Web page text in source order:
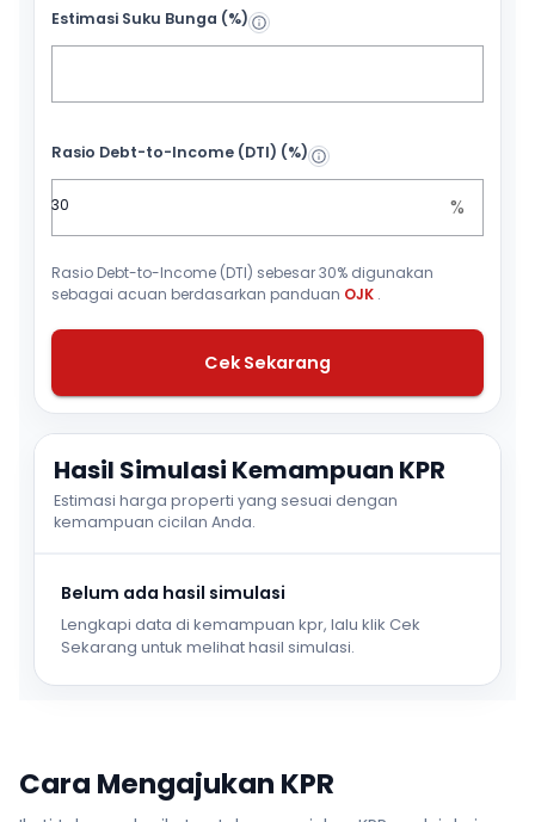
Estimasi Suku Bunga (%)
Rasio Debt-to-Income (DTI) (%)
%
Rasio Debt-to-Income (DTI) sebesar 30% digunakan
sebagai acuan berdasarkan panduan OJK .
Cek Sekarang
Hasil Simulasi Kemampuan KPR
Estimasi harga properti yang sesuai dengan
kemampuan cicilan Anda.
Belum ada hasil simulasi
Lengkapi data di kemampuan kpr, lalu klik Cek
Sekarang untuk melihat hasil simulasi.
Cara Mengajukan KPR